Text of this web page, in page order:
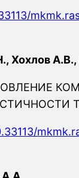
Хохлов